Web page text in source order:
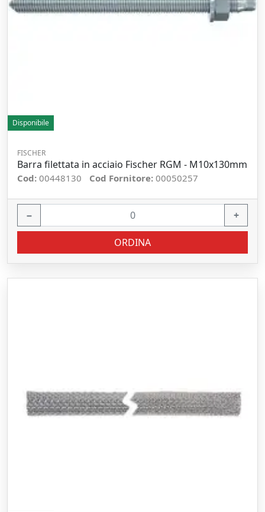
Disponibile
FISCHER
Barra filettata in acciaio Fischer RGM - M10x130mm
Cod: 00448130 Cod Fornitore: 00050257
− +
ORDINA